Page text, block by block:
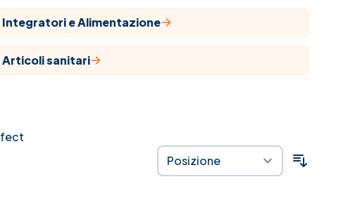
Integratori e Alimentazione
Articoli sanitari
Naturopatia